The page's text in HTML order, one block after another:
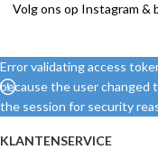
Volg ons op Instagram &
Error validating access
because the user changed
the session for security
KLANTENSERVICE